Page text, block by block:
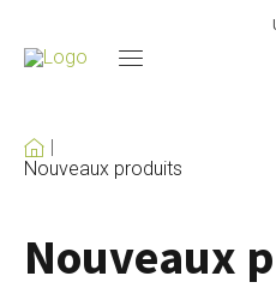
Nouveaux produits
Nouveaux